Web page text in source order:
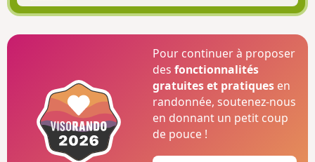
Pour continuer à proposer
desfonctionnalités
gratuites et pratiques en
randonnée, soutenez-nous
en donnant un petit coup
de pouce !